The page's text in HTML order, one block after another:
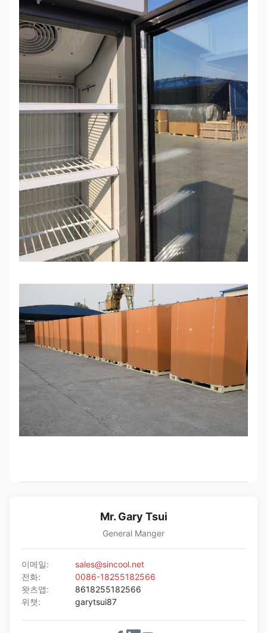
Mr. Gary Tsui
General Manger
이메일:
sales@sincool.net
전화:
0086-18255182566
왓츠앱:
8618255182566
위챗:
garytsui87